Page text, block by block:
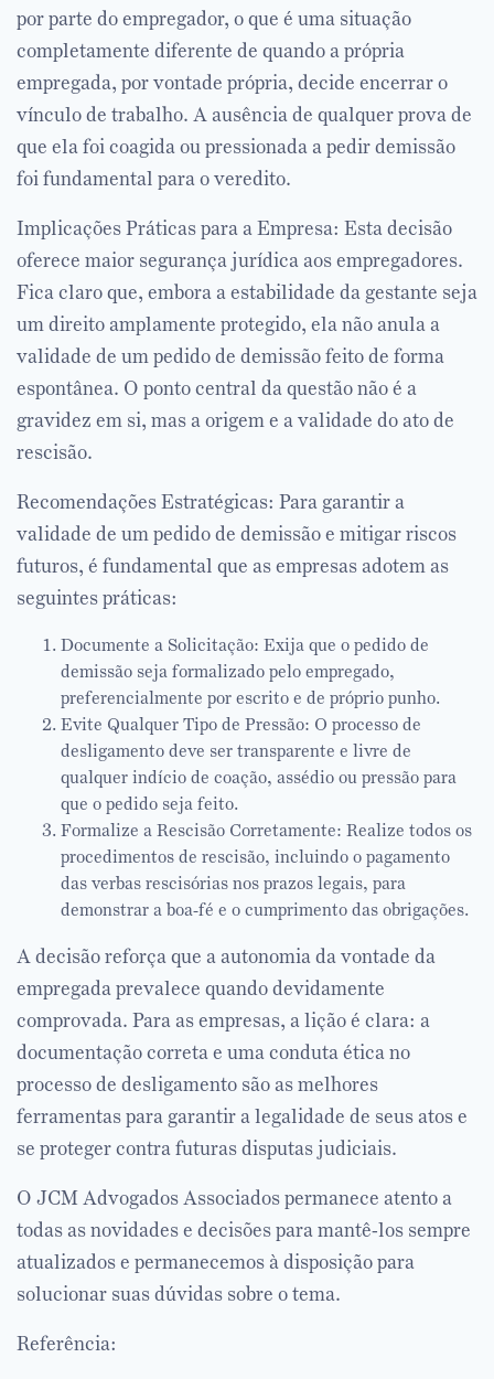
por parte do empregador, o que é uma situação
completamente diferente de quando a própria
empregada, por vontade própria, decide encerrar o
vínculo de trabalho. A ausência de qualquer prova de
que ela foi coagida ou pressionada a pedir demissão
foi fundamental para o veredito.
Implicações Práticas para a Empresa: Esta decisão
oferece maior segurança jurídica aos empregadores.
Fica claro que, embora a estabilidade da gestante seja
um direito amplamente protegido, ela não anula a
validade de um pedido de demissão feito de forma
espontânea. O ponto central da questão não é a
gravidez em si, mas a origem e a validade do ato de
rescisão.
Recomendações Estratégicas: Para garantir a
validade de um pedido de demissão e mitigar riscos
futuros, é fundamental que as empresas adotem as
seguintes práticas:
Documente a Solicitação: Exija que o pedido de
demissão seja formalizado pelo empregado,
preferencialmente por escrito e de próprio punho.
Evite Qualquer Tipo de Pressão: O processo de
desligamento deve ser transparente e livre de
qualquer indício de coação, assédio ou pressão para
que o pedido seja feito.
Formalize a Rescisão Corretamente: Realize todos os
procedimentos de rescisão, incluindo o pagamento
das verbas rescisórias nos prazos legais, para
demonstrar a boa-fé e o cumprimento das obrigações.
A decisão reforça que a autonomia da vontade da
empregada prevalece quando devidamente
comprovada. Para as empresas, a lição é clara: a
documentação correta e uma conduta ética no
processo de desligamento são as melhores
ferramentas para garantir a legalidade de seus atos e
se proteger contra futuras disputas judiciais.
O JCM Advogados Associados permanece atento a
todas as novidades e decisões para mantê-los sempre
atualizados e permanecemos à disposição para
solucionar suas dúvidas sobre o tema.
Referência: